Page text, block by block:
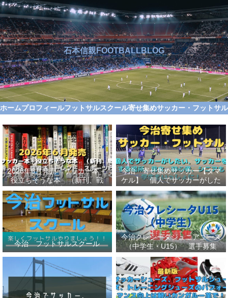
石本信親FOOTBALLBLOG
ホームプロフィールフットサルスクール寄せ集めサッカー・フット
2026年6月発売 サッカー本＋
役立ちそうな本 （新刊、戦
術、自伝、指導法、トレンド、
スポーツビジネス、高校サッカ
ー）勝つ方法、上手くなる方法
を見つけよう！
今治 寄せ集めサッカー【タマ
ケル】 個人でサッカーがした
い、サッカーをする場所、男
女、初心者、シニアも学生もい
っしょに！【タマケル】
今治 フットサルスクール
今治クレシータジュニアユース
（中学生・U15） 選手募集